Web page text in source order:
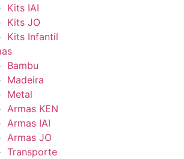
Kits IAI
Kits JO
Kits Infantil
Bambu
Madeira
Metal
Armas KEN
Armas IAI
Armas JO
Transporte